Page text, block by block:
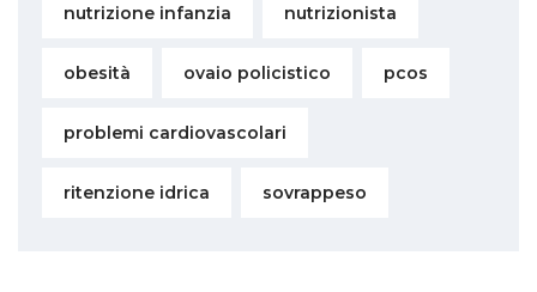
nutrizione infanzia nutrizionista
obesità ovaio policistico pcos
problemi cardiovascolari
ritenzione idrica sovrappeso